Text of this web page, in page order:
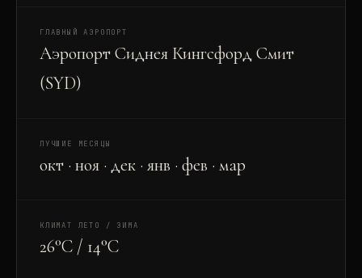
ГЛАВНЫЙ АЭРОПОРТ
Аэропорт Сиднея Кингсфорд Смит
(SYD)
ЛУЧШИЕ МЕСЯЦЫ
окт · ноя · дек · янв · фев · мар
КЛИМАТ ЛЕТО / ЗИМА
26°C / 14°C